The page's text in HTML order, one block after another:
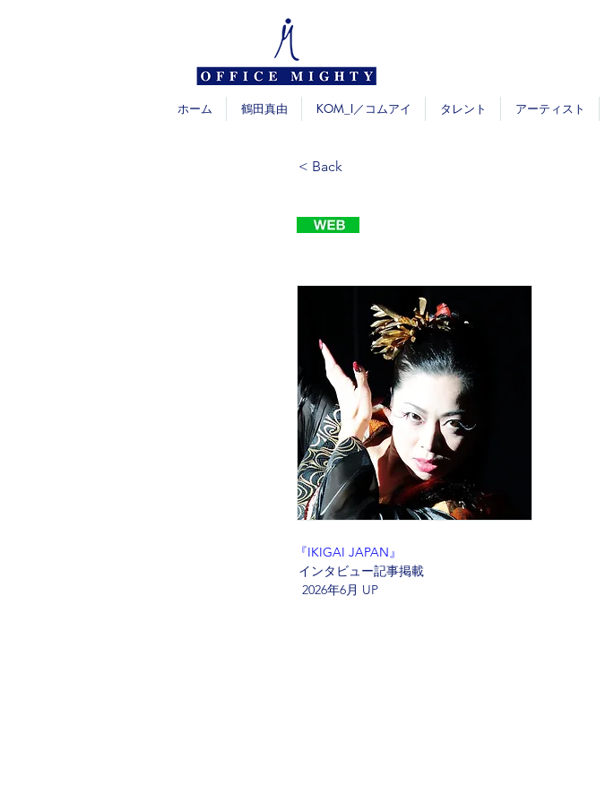
ホーム 鶴田真由 KOM_I／コムアイ タレント アーティスト
< Back
『IKIGAI JAPAN』
インタビュー記事掲載
2026年6月 UP